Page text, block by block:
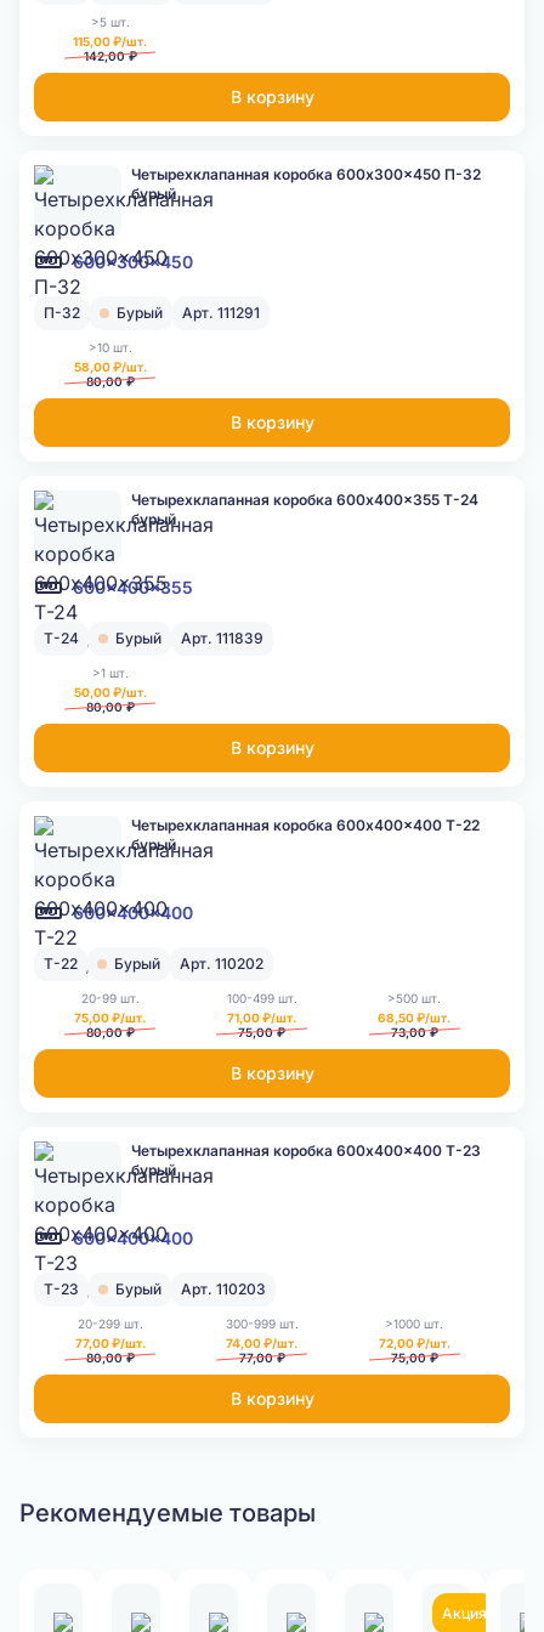
>5 шт.
115,00 ₽/шт.
142,00 ₽
В корзину
600x300x450
Четырехклапанная коробка 600x300x450 П-32
бурый
П-32 Бурый Арт. 111291
>10 шт.
58,00 ₽/шт.
80,00 ₽
В корзину
600x400x355
Четырехклапанная коробка 600x400x355 Т-24
бурый
Т-24 Бурый Арт. 111839
>1 шт.
50,00 ₽/шт.
80,00 ₽
В корзину
600x400x400
Четырехклапанная коробка 600x400x400 Т-22
бурый
Т-22 Бурый Арт. 110202
20-99 шт.
75,00 ₽/шт.
80,00 ₽
100-499 шт.
71,00 ₽/шт.
75,00 ₽
>500 шт.
68,50 ₽/шт.
73,00 ₽
В корзину
600x400x400
Четырехклапанная коробка 600x400x400 Т-23
бурый
Т-23 Бурый Арт. 110203
20-299 шт.
77,00 ₽/шт.
80,00 ₽
300-999 шт.
74,00 ₽/шт.
77,00 ₽
>1000 шт.
72,00 ₽/шт.
75,00 ₽
В корзину
Рекомендуемые товары
Акция